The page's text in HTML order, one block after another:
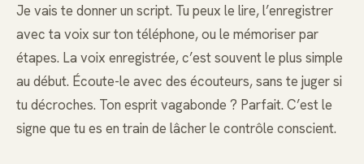
Je vais te donner un script. Tu peux le lire, l’enregistrer
avec ta voix sur ton téléphone, ou le mémoriser par
étapes. La voix enregistrée, c’est souvent le plus simple
au début. Écoute-le avec des écouteurs, sans te juger si
tu décroches. Ton esprit vagabonde ? Parfait. C’est le
signe que tu es en train de lâcher le contrôle conscient.